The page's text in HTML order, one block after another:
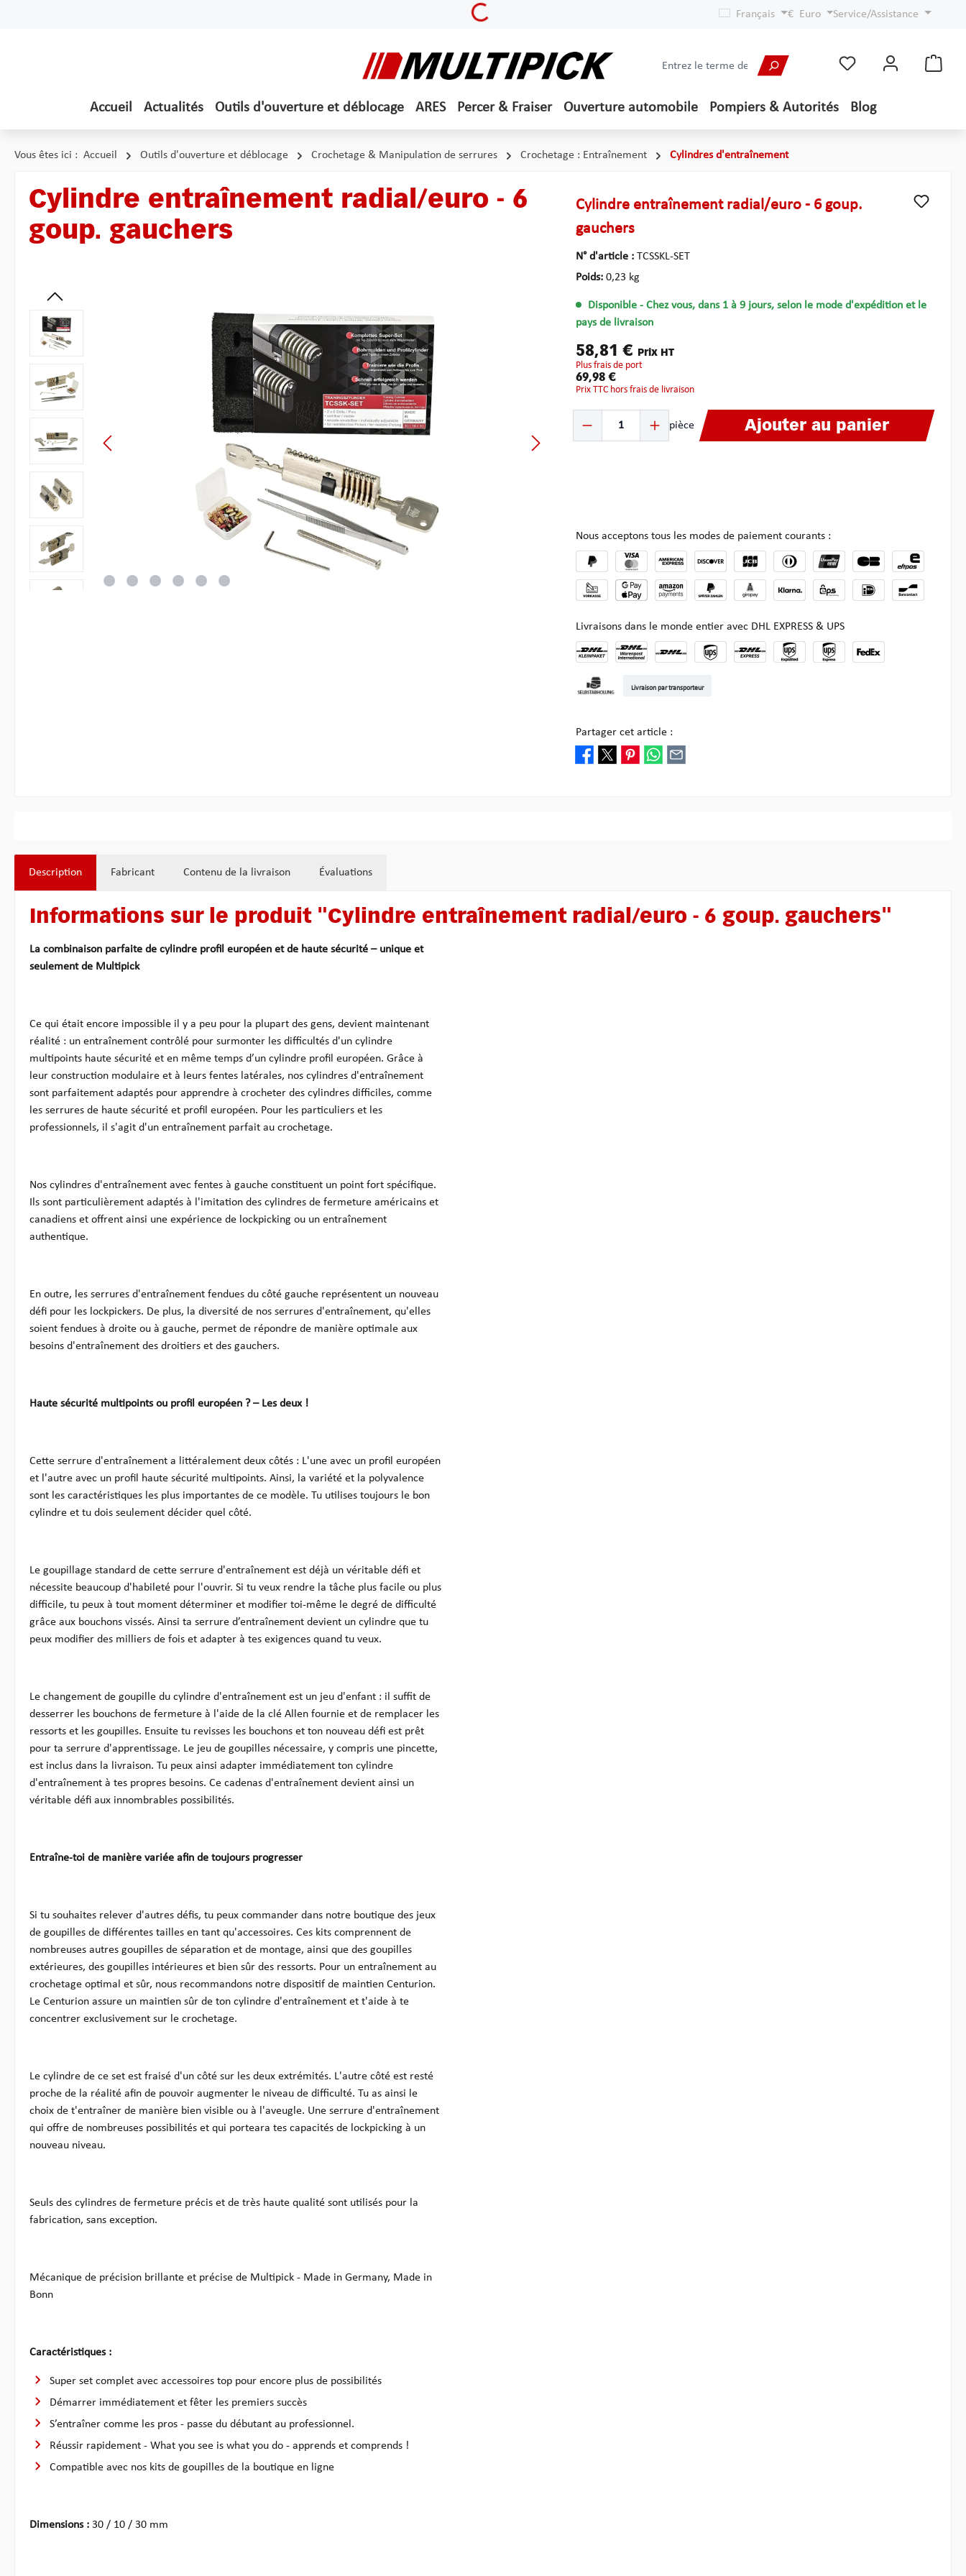
Loading... Français € Euro Service/Assistance
Accueil Actualités Outils d'ouverture et déblocage ARES Percer & Fraiser Ouverture automobile Pompiers & Autorités Blog
Vous êtes ici : Accueil Outils d'ouverture et déblocage Crochetage & Manipulation de serrures Crochetage : Entraînement Cylindres d'entraînement
Cylindre entraînement radial/euro - 6
goup. gauchers
Ignorer la galerie d'images
Cylindre entraînement radial/euro - 6 goup.
gauchers
N° d'article : TCSSKL-SET
Poids: 0,23 kg
Disponible - Chez vous, dans 1 à 9 jours, selon le mode d'expédition et le
pays de livraison
58,81 € Prix HT
plus frais de port
69,98 €
Prix TTC hors frais de livraison
Quantité de produit : Entrez la quantité souhaitée ou utilisez les boutons pour augmenter ou
pièce Ajouter au panier
Nous acceptons tous les modes de paiement courants :
Livraisons dans le monde entier avec DHL EXPRESS & UPS
Livraison par transporteur
Partager cet article :
Description Fabricant Contenu de la livraison Évaluations
Informations sur le produit "Cylindre entraînement radial/euro - 6 goup. gauchers"
La combinaison parfaite de cylindre profil européen et de haute sécurité – unique et
seulement de Multipick
Ce qui était encore impossible il y a peu pour la plupart des gens, devient maintenant
réalité : un entraînement contrôlé pour surmonter les difficultés d'un cylindre
multipoints haute sécurité et en même temps d’un cylindre profil européen. Grâce à
leur construction modulaire et à leurs fentes latérales, nos cylindres d'entraînement
sont parfaitement adaptés pour apprendre à crocheter des cylindres difficiles, comme
les serrures de haute sécurité et profil européen. Pour les particuliers et les
professionnels, il s'agit d'un entraînement parfait au crochetage.
Nos cylindres d'entraînement avec fentes à gauche constituent un point fort spécifique.
Ils sont particulièrement adaptés à l'imitation des cylindres de fermeture américains et
canadiens et offrent ainsi une expérience de lockpicking ou un entraînement
authentique.
En outre, les serrures d'entraînement fendues du côté gauche représentent un nouveau
défi pour les lockpickers. De plus, la diversité de nos serrures d'entraînement, qu'elles
soient fendues à droite ou à gauche, permet de répondre de manière optimale aux
besoins d'entraînement des droitiers et des gauchers.
Haute sécurité multipoints ou profil européen ? – Les deux !
Cette serrure d'entraînement a littéralement deux côtés : L'une avec un profil européen
et l'autre avec un profil haute sécurité multipoints. Ainsi, la variété et la polyvalence
sont les caractéristiques les plus importantes de ce modèle. Tu utilises toujours le bon
cylindre et tu dois seulement décider quel côté.
Le goupillage standard de cette serrure d'entraînement est déjà un véritable défi et
nécessite beaucoup d'habileté pour l'ouvrir. Si tu veux rendre la tâche plus facile ou plus
difficile, tu peux à tout moment déterminer et modifier toi-même le degré de difficulté
grâce aux bouchons vissés. Ainsi ta serrure d’entraînement devient un cylindre que tu
peux modifier des milliers de fois et adapter à tes exigences quand tu veux.
Le changement de goupille du cylindre d'entraînement est un jeu d'enfant : il suffit de
desserrer les bouchons de fermeture à l'aide de la clé Allen fournie et de remplacer les
ressorts et les goupilles. Ensuite tu revisses les bouchons et ton nouveau défi est prêt
pour ta serrure d'apprentissage. Le jeu de goupilles nécessaire, y compris une pincette,
est inclus dans la livraison. Tu peux ainsi adapter immédiatement ton cylindre
d'entraînement à tes propres besoins. Ce cadenas d'entraînement devient ainsi un
véritable défi aux innombrables possibilités.
Entraîne-toi de manière variée afin de toujours progresser
Si tu souhaites relever d'autres défis, tu peux commander dans notre boutique des jeux
de goupilles de différentes tailles en tant qu'accessoires. Ces kits comprennent de
nombreuses autres goupilles de séparation et de montage, ainsi que des goupilles
extérieures, des goupilles intérieures et bien sûr des ressorts. Pour un entraînement au
crochetage optimal et sûr, nous recommandons notre dispositif de maintien Centurion.
Le Centurion assure un maintien sûr de ton cylindre d'entraînement et t'aide à te
concentrer exclusivement sur le crochetage.
Le cylindre de ce set est fraisé d'un côté sur les deux extrémités. L'autre côté est resté
proche de la réalité afin de pouvoir augmenter le niveau de difficulté. Tu as ainsi le
choix de t'entraîner de manière bien visible ou à l'aveugle. Une serrure d'entraînement
qui offre de nombreuses possibilités et qui porteara tes capacités de lockpicking à un
nouveau niveau.
Seuls des cylindres de fermeture précis et de très haute qualité sont utilisés pour la
fabrication, sans exception.
Mécanique de précision brillante et précise de Multipick - Made in Germany, Made in
Bonn
Caractéristiques :
Super set complet avec accessoires top pour encore plus de possibilités
Démarrer immédiatement et fêter les premiers succès
S’entraîner comme les pros - passe du débutant au professionnel.
Réussir rapidement - What you see is what you do - apprends et comprends !
Compatible avec nos kits de goupilles de la boutique en ligne
Dimensions : 30 / 10 / 30 mm